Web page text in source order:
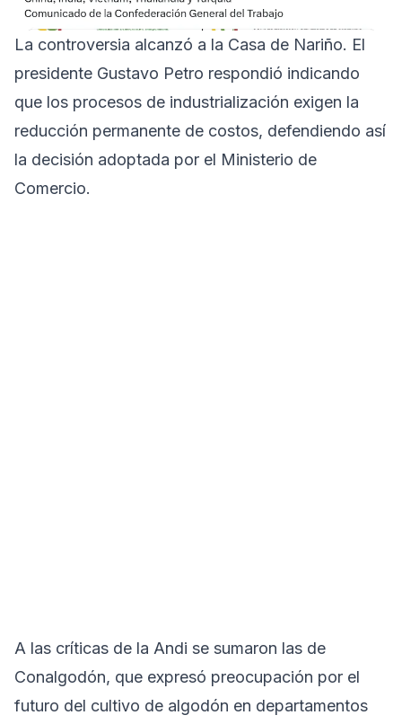
La controversia alcanzó a la Casa de Nariño. El
presidente Gustavo Petro respondió indicando
que los procesos de industrialización exigen la
reducción permanente de costos, defendiendo así
la decisión adoptada por el Ministerio de
Comercio.
A las críticas de la Andi se sumaron las de
Conalgodón, que expresó preocupación por el
futuro del cultivo de algodón en departamentos